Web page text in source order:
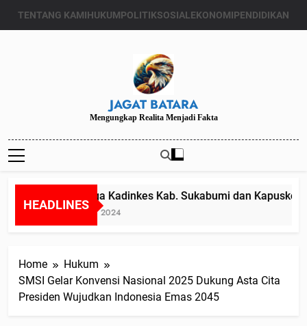
TENTANG KAMIHUKUMPOLITIKSOSIALEKONOMIPENDIDIKAN
JAGAT BATARA
Mengungkap Realita Menjadi Fakta
HEADLINES
Diduga Kadinkes Kab. Sukabumi dan
Juli 24, 2024
Home
Hukum
SMSI Gelar Konvensi Nasional 2025 Dukung Asta Cita
Presiden Wujudkan Indonesia Emas 2045